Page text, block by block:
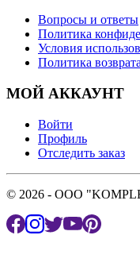
Вопросы и ответы
Политика
Условия
Политика возврата
МОЙ АККАУНТ
Войти
Профиль
Отследить заказ
© 2026 - OOO